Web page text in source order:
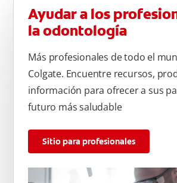
Ayudar a los
la odontología
Más profesionales de todo el
Colgate. Encuentre recursos,
información para ofrecer a sus
futuro más saludable
Sitio para profesionales